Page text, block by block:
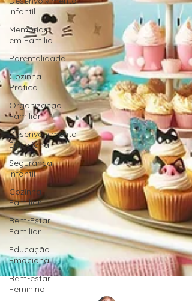
Infantil
Memórias
em Família
Parentalidade
Cozinha
Prática
Organização
Familiar
Desenvolvimento
Emocional
Segurança
Infantil
Cozinha
Familiar
Bem-Estar
Familiar
Educação
Emocional
Bem-estar
Feminino